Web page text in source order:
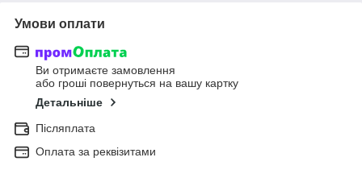
Умови оплати
Ви отримаєте замовлення
або гроші повернуться на вашу картку
Детальніше
Післяплата
Оплата за реквізитами